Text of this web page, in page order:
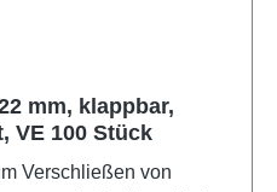
mm, klappbar,
VE 100 Stück
Verschließen von